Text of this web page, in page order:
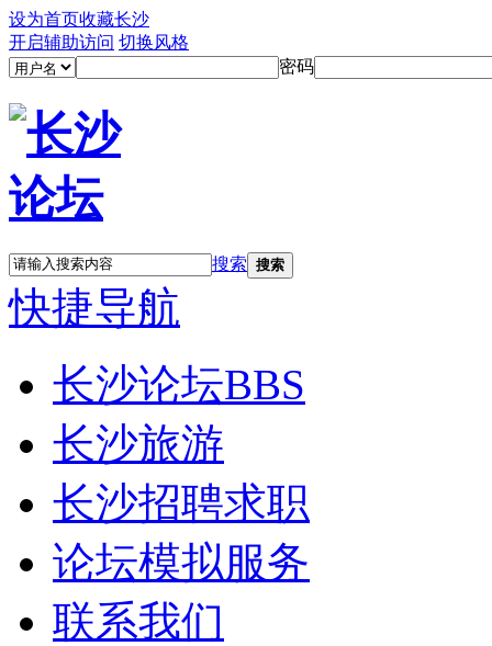
设为首页收藏长沙
开启辅助访问 切换风格
密码
搜索 搜索
快捷导航
长沙论坛BBS
长沙旅游
长沙招聘求职
论坛模拟服务
联系我们